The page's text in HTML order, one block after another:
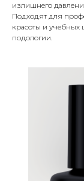
излишнего
Подходят для
красоты и учебных
подологии.